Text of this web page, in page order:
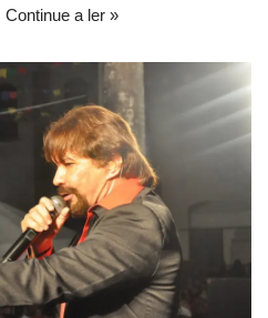
Continue a ler »